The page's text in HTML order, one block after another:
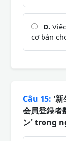
D.
cơ bản
Câu 15: '新
会員登録者
ン' trong